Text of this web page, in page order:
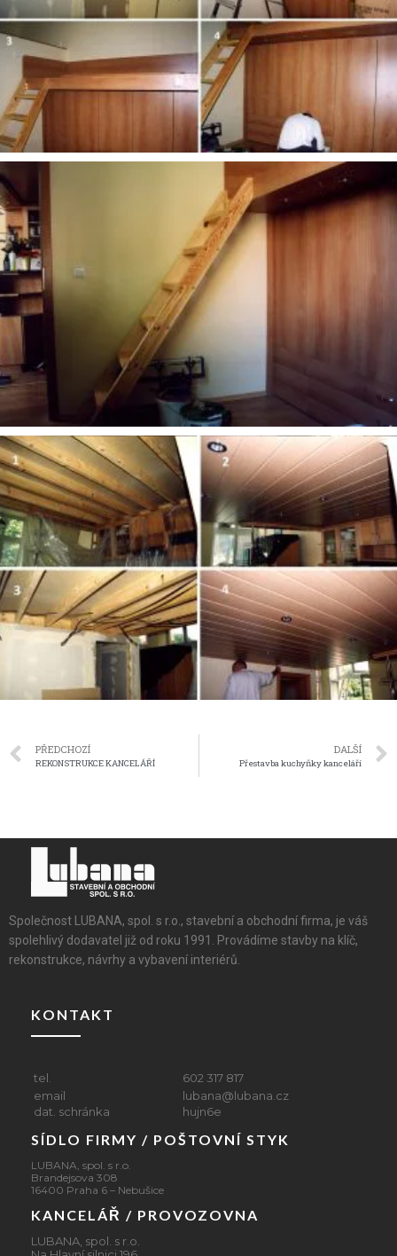
PŘEDCHOZÍ
REKONSTRUKCE KANCELÁŘÍ
DALŠÍ
Přestavba kuchyňky kanceláří
Společnost LUBANA, spol. s r.o., stavební a obchodní firma, je váš
spolehlivý dodavatel již od roku 1991. Provádíme stavby na klíč,
rekonstrukce, návrhy a vybavení interiérů.
KONTAKT
tel.
602 317 817
email
lubana@lubana.cz
dat. schránka
hujn6e
SÍDLO FIRMY / POŠTOVNÍ STYK
LUBANA, spol. s r.o.
Brandejsova 308
16400 Praha 6 – Nebušice
KANCELÁŘ / PROVOZOVNA
LUBANA, spol. s r.o.